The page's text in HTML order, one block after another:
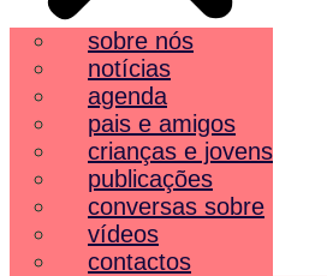
sobre nós
notícias
agenda
pais e amigos
crianças e jovens
publicações
conversas sobre
vídeos
contactos